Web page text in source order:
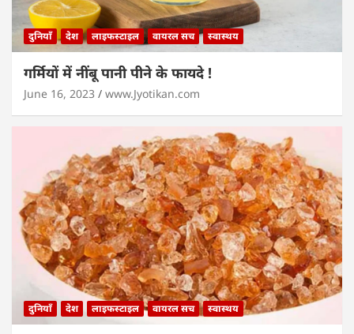
दुनियाँ देश लाइफस्टाइल वायरल सच स्वास्थय
गर्मियों में नींबू पानी पीने के फायदे !
June 16, 2023 www.Jyotikan.com
दुनियाँ देश लाइफस्टाइल वायरल सच स्वास्थय